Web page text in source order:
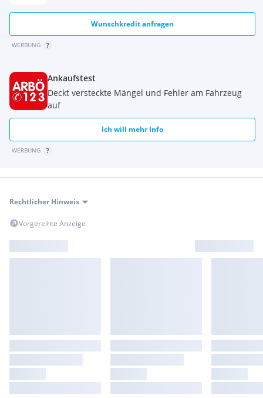
Wunschkredit anfragen
WERBUNG
Ankaufstest
Deckt versteckte Mängel und Fehler am Fahrzeug
auf
Ich will mehr Info
WERBUNG
Rechtlicher Hinweis
Vorgereihte Anzeige